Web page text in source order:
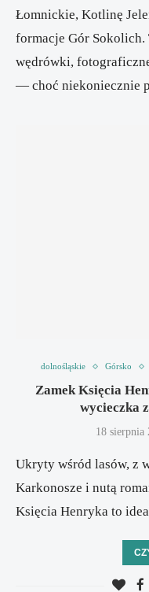
Łomnickie, Kotlinę
formacje Gór Sokolich.
wędrówki,
— choć niekoniecznie
dolnośląskie Górsko
Zamek Księcia
wycieczka
18 sierpnia
Ukryty wśród lasów, z
Karkonosze i nutą
Księcia Henryka to